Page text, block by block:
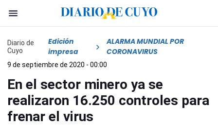
Diario de
Cuyo
Edición
impresa
ALARMA MUNDIAL POR
CORONAVIRUS
9 de septiembre de 2020 - 00:00
En el sector minero ya se
realizaron 16.250 controles para
frenar el virus